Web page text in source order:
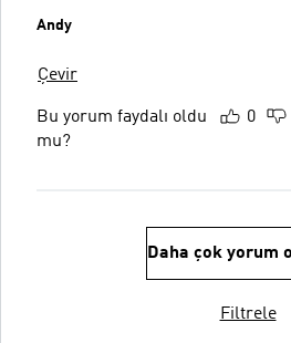
Andy
Çevir
Bu yorum faydalı oldu
mu?
0
Daha çok yorum
Filtrele